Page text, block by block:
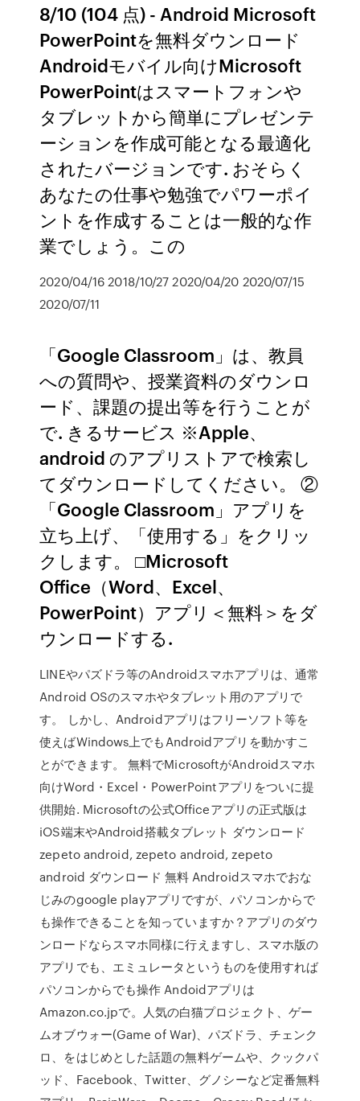
8/10 (104 点) - Android Microsoft
PowerPointを無料ダウンロード
Androidモバイル向けMicrosoft
PowerPointはスマートフォンや
タブレットから簡単にプレゼンテ
ーションを作成可能となる最適化
されたバージョンです. おそらく
あなたの仕事や勉強でパワーポイ
ントを作成することは一般的な作
業でしょう。この
2020/04/16 2018/10/27 2020/04/20 2020/07/15
2020/07/11
「Google Classroom」は、教員
への質問や、授業資料のダウンロ
ード、課題の提出等を行うことが
で. きるサービス ※Apple、
android のアプリストアで検索し
てダウンロードしてください。 ②
「Google Classroom」アプリを
立ち上げ、「使用する」をクリッ
クします。 □Microsoft
Office（Word、Excel、
PowerPoint）アプリ＜無料＞をダ
ウンロードする.
LINEやパズドラ等のAndroidスマホアプリは、通常
Android OSのスマホやタブレット用のアプリで
す。 しかし、Androidアプリはフリーソフト等を
使えばWindows上でもAndroidアプリを動かすこ
とができます。 無料でMicrosoftがAndroidスマホ
向けWord・Excel・PowerPointアプリをついに提
供開始. Microsoftの公式Officeアプリの正式版は
iOS端末やAndroid搭載タブレット ダウンロード
zepeto android, zepeto android, zepeto
android ダウンロード 無料 Androidスマホでおな
じみのgoogle playアプリですが、パソコンからで
も操作できることを知っていますか？アプリのダウ
ンロードならスマホ同様に行えますし、スマホ版の
アプリでも、エミュレータというものを使用すれば
パソコンからでも操作 Andoidアプリは
Amazon.co.jpで。人気の白猫プロジェクト、ゲー
ムオブウォー(Game of War)、パズドラ、チェンク
ロ、をはじめとした話題の無料ゲームや、クックパ
ッド、Facebook、Twitter、グノシーなど定番無料